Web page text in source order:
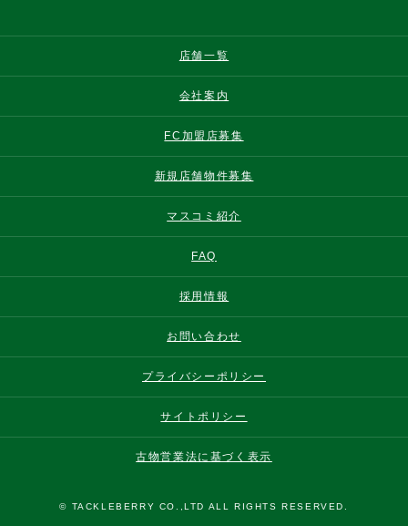
店舗一覧
会社案内
FC加盟店募集
新規店舗物件募集
マスコミ紹介
FAQ
採用情報
お問い合わせ
プライバシーポリシー
サイトポリシー
古物営業法に基づく表示
© TACKLEBERRY CO.,LTD ALL RIGHTS RESERVED.